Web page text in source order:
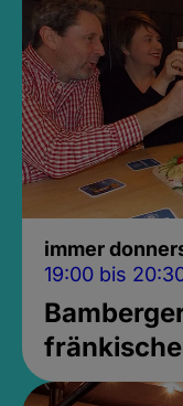
immer
19:00 bis